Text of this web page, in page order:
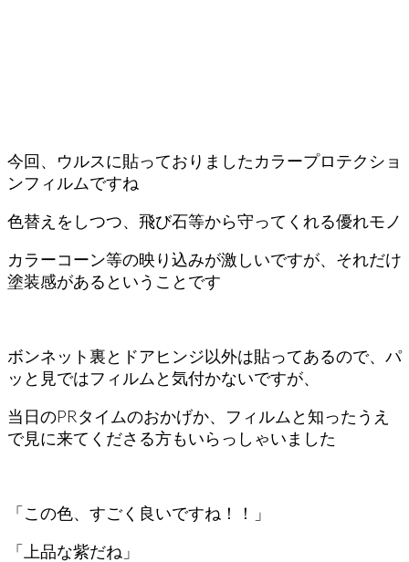
今回、ウルスに貼っておりましたカラープロテクショ
ンフィルムですね
色替えをしつつ、飛び石等から守ってくれる優れモノ
カラーコーン等の映り込みが激しいですが、それだけ
塗装感があるということです
ボンネット裏とドアヒンジ以外は貼ってあるので、パ
ッと見ではフィルムと気付かないですが、
当日のPRタイムのおかげか、フィルムと知ったうえ
で見に来てくださる方もいらっしゃいました
「この色、すごく良いですね！！」
「上品な紫だね」